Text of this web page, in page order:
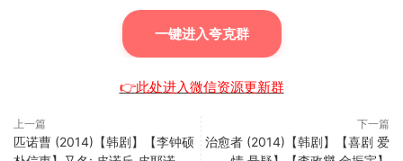
一键进入夸克群
👉此处进入微信资源更新群
上一篇
匹诺曹 (2014)【韩剧】【李钟硕
下一篇
治愈者 (2014)【韩剧】【喜剧 爱